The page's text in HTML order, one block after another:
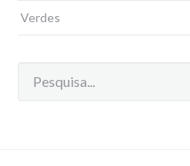
Verdes